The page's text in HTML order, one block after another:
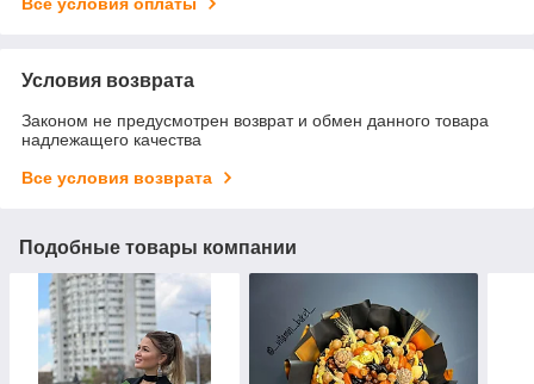
Условия возврата
Законом не предусмотрен возврат и обмен данного товара
надлежащего качества
Все условия возврата
Подобные товары компании